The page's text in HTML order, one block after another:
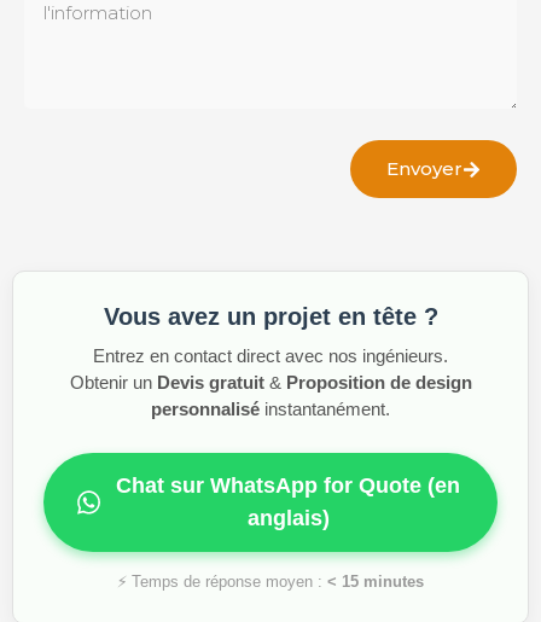
Envoyer
Vous avez un projet en tête ?
Entrez en contact direct avec nos ingénieurs.
Obtenir un Devis gratuit& Proposition de design
personnalisé instantanément.
Chat sur WhatsApp for Quote (en
anglais)
⚡ Temps de réponse moyen : < 15 minutes